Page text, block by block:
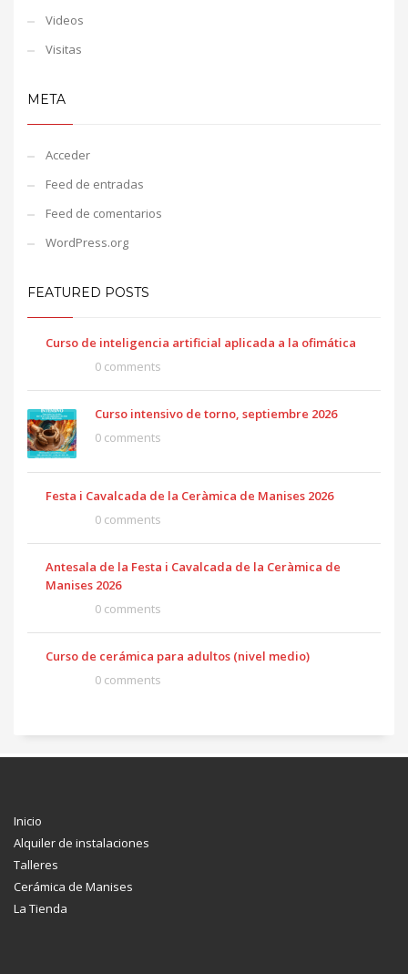
Videos
Visitas
META
Acceder
Feed de entradas
Feed de comentarios
WordPress.org
FEATURED POSTS
Curso de inteligencia artificial aplicada a la ofimática
0 comments
Curso intensivo de torno, septiembre 2026
0 comments
Festa i Cavalcada de la Ceràmica de Manises 2026
0 comments
Antesala de la Festa i Cavalcada de la Ceràmica de
Manises 2026
0 comments
Curso de cerámica para adultos (nivel medio)
0 comments
Inicio
Alquiler de instalaciones
Talleres
Cerámica de Manises
La Tienda